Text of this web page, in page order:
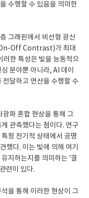
수행할 수 있음을 의미한
그래핀에서 비선형 광신
Off Contrast)가 최대
한 특성은 빛을 능동적으
분야뿐 아니라, AI 데이
전달하고 연산을 수행할 수
파 혼합 현상을 통해 그
관측했다는 점이다. 연구
정 전기적 상태에서 공명
다. 이는 빛에 의해 여기
지하는지를 의미하는 ‘결
련이 있다.
을 통해 이러한 현상이 그